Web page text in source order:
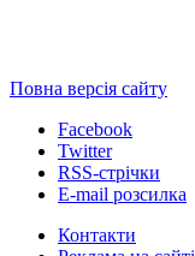
Повна версія сайту
Facebook
Twitter
RSS-стрічки
E-mail розсилка
Контакти